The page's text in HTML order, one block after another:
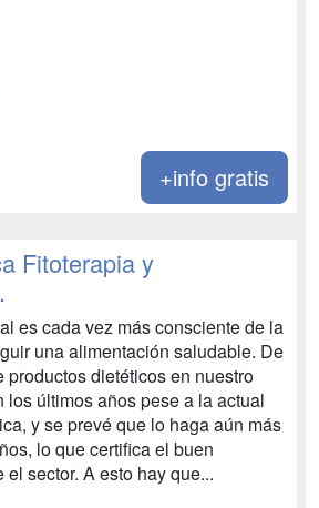
+info gratis
Fitoterapia y
es cada vez más consciente de la
una alimentación saludable. De
productos dietéticos en nuestro
los últimos años pese a la actual
y se prevé que lo haga aún más
lo que certifica el buen
el sector. A esto hay que...